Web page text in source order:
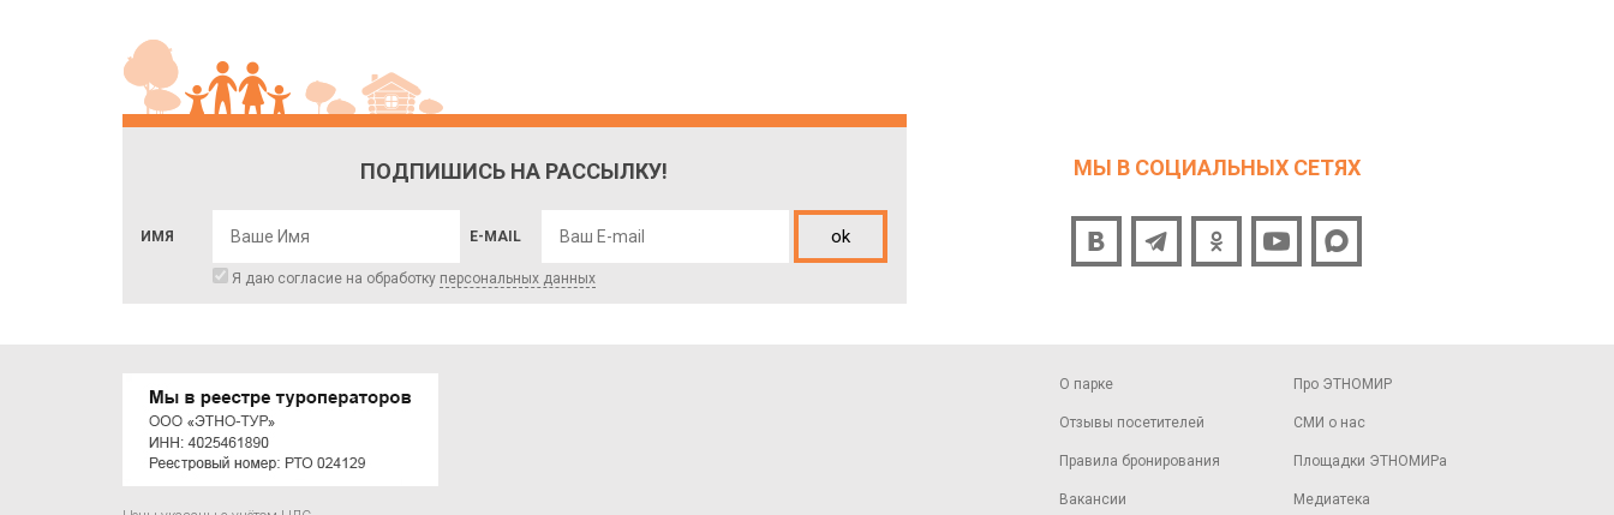
ПОДПИШИСЬ НА РАССЫЛКУ!
ИМЯ E-MAIL ok
Я даю согласие на обработку персональных данных
МЫ В СОЦИАЛЬНЫХ СЕТЯХ
О парке
Отзывы посетителей
Правила бронирования
Вакансии
Про ЭТНОМИР
СМИ о нас
Площадки ЭТНОМИРа
Медиатека